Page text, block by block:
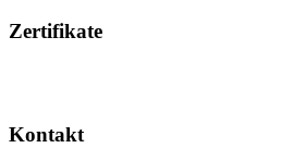
Zertifikate
Kontakt